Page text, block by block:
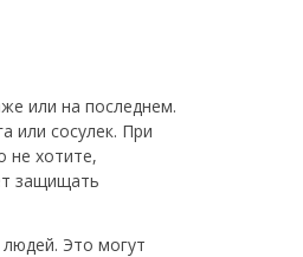
или на последнем.
или сосулек. При
не хотите,
защищать
Это могут